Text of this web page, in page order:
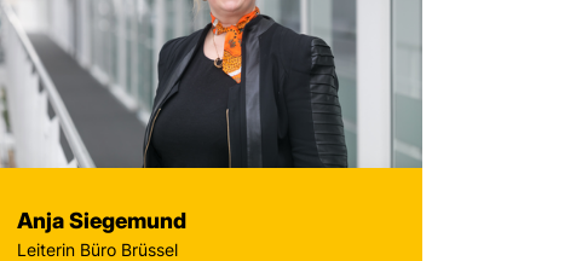
Anja Siegemund
Leiterin Büro Brüssel